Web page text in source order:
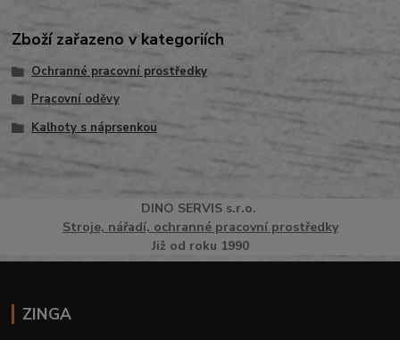
Zboží zařazeno v kategoriích
Ochranné pracovní prostředky
Pracovní oděvy
Kalhoty s náprsenkou
DINO SERVISs.r.o.
Stroje, nářadí, ochranné pracovní prostředky
Již od roku 1990
ZINGA